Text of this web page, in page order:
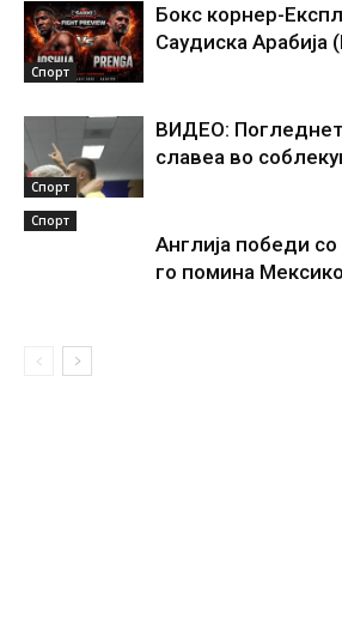
Спорт
Бокс корнер-
Саудиска
Спорт
ВИДЕО:
славеа во
Спорт
Англија победи
го помина